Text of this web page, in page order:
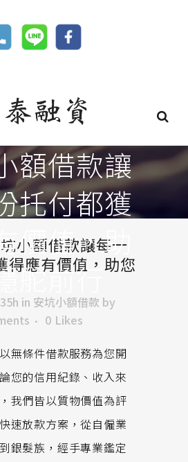
額借款讓
托付都獲
價值，助
舵前行
小額借款讓每一
得應有價值，助您
in 安坑小額借款 by
0 Likes
以無條件借款服務為您開
您的信用紀錄、收入來
我們皆以質物價值為評
速放款方案，從自僱業
銀髮族，經手專業鑑定